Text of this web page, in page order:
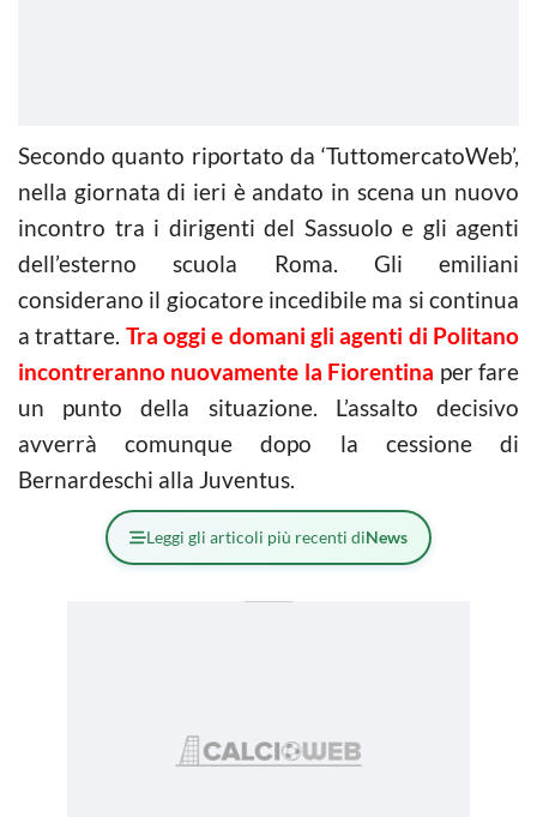
Secondo quanto riportato da ‘TuttomercatoWeb’,
nella giornata di ieri è andato in scena un nuovo
incontro tra i dirigenti del Sassuolo e gli agenti
dell’esterno scuola Roma. Gli emiliani
considerano il giocatore incedibile ma si continua
a trattare. Tra oggi e domani gli agenti di Politano
incontreranno nuovamente la Fiorentina per fare
un punto della situazione. L’assalto decisivo
avverrà comunque dopo la cessione di
Bernardeschi alla Juventus.
Leggi gli articoli più recenti diNews